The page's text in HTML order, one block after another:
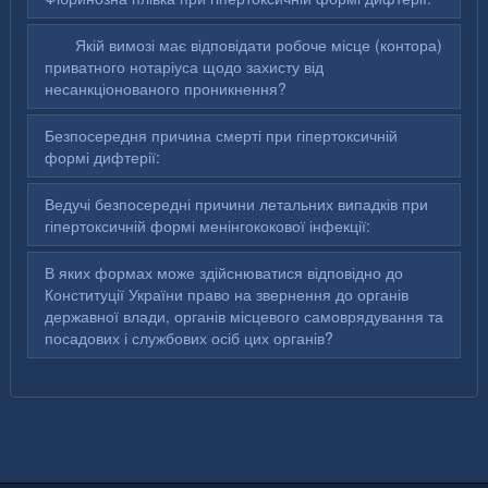
Якій вимозі має відповідати робоче місце (контора)
приватного нотаріуса щодо захисту від
несанкціонованого проникнення?
Безпосередня причина смерті при гіпертоксичній
формі дифтерії:
Ведучі безпосередні причини летальних випадків при
гіпертоксичній формі менінгококової інфекції:
В яких формах може здійснюватися відповідно до
Конституції України право на звернення до органів
державної влади, органів місцевого самоврядування та
посадових і службових осіб цих органів?